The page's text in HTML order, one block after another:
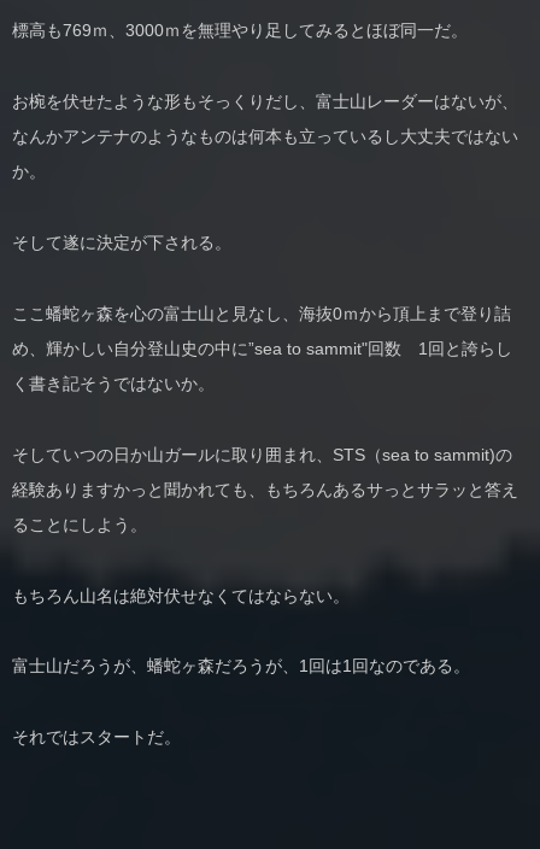
標高も769ｍ、3000ｍを無理やり足してみるとほぼ同一だ。
お椀を伏せたような形もそっくりだし、富士山レーダーはないが、
なんかアンテナのようなものは何本も立っているし大丈夫ではない
か。
そして遂に決定が下される。
ここ蟠蛇ヶ森を心の富士山と見なし、海抜0ｍから頂上まで登り詰
め、輝かしい自分登山史の中に”sea to sammit"回数 1回と誇らし
く書き記そうではないか。
そしていつの日か山ガールに取り囲まれ、STS（sea to sammit)の
経験ありますかっと聞かれても、もちろんあるサっとサラッと答え
ることにしよう。
もちろん山名は絶対伏せなくてはならない。
富士山だろうが、蟠蛇ヶ森だろうが、1回は1回なのである。
それではスタートだ。